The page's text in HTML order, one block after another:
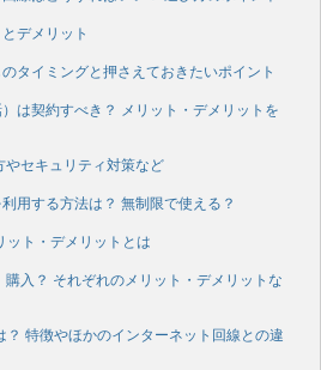
デメリット
タイミングと押さえておきたいポイント
は契約すべき？ メリット・デメリットを
やセキュリティ対策など
用する方法は？ 無制限で使える？
ット・デメリットとは
入？ それぞれのメリット・デメリットな
特徴やほかのインターネット回線との違